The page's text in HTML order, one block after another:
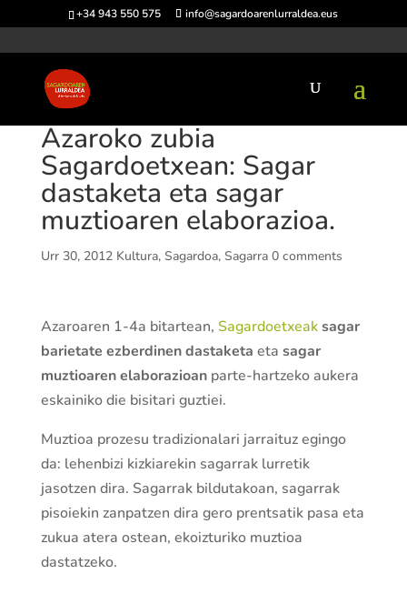
+34 943 550 575 info@sagardoarenlurraldea.eus
Azaroko zubia
Sagardoetxean: Sagar
dastaketa eta sagar
muztioaren elaborazioa.
Urr 30, 2012 Kultura, Sagardoa, Sagarra 0 comments
Azaroaren 1-4a bitartean, Sagardoetxeaksagar
barietate ezberdinen dastaketa eta sagar
muztioaren elaborazioanparte-hartzeko aukera
eskainiko die bisitari guztiei.
Muztioa prozesu tradizionalari jarraituz egingo
da: lehenbizi kizkiarekin sagarrak lurretik
jasotzen dira. Sagarrak bildutakoan, sagarrak
pisoiekin zanpatzen dira gero prentsatik pasa eta
zukua atera ostean, ekoizturiko muztioa
dastatzeko.